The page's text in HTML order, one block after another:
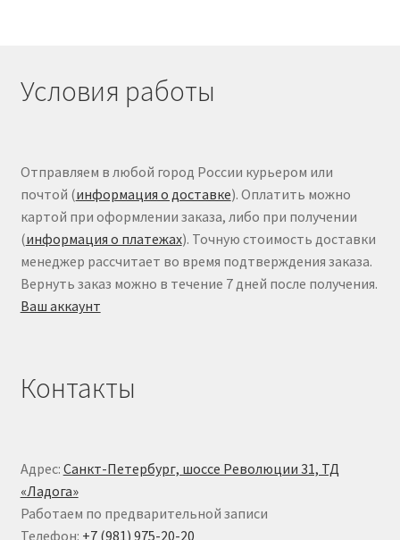
Условия работы
Отправляем в любой город России курьером или
почтой (информация о доставке). Оплатить можно
картой при оформлении заказа, либо при получении
(информация о платежах). Точную стоимость доставки
менеджер рассчитает во время подтверждения заказа.
Вернуть заказ можно в течение 7 дней после получения.
Ваш аккаунт
Контакты
Адрес: Санкт-Петербург, шоссе Революции 31, ТД
«Ладога»
Работаем по предварительной записи
Телефон: +7 (981) 975-20-20